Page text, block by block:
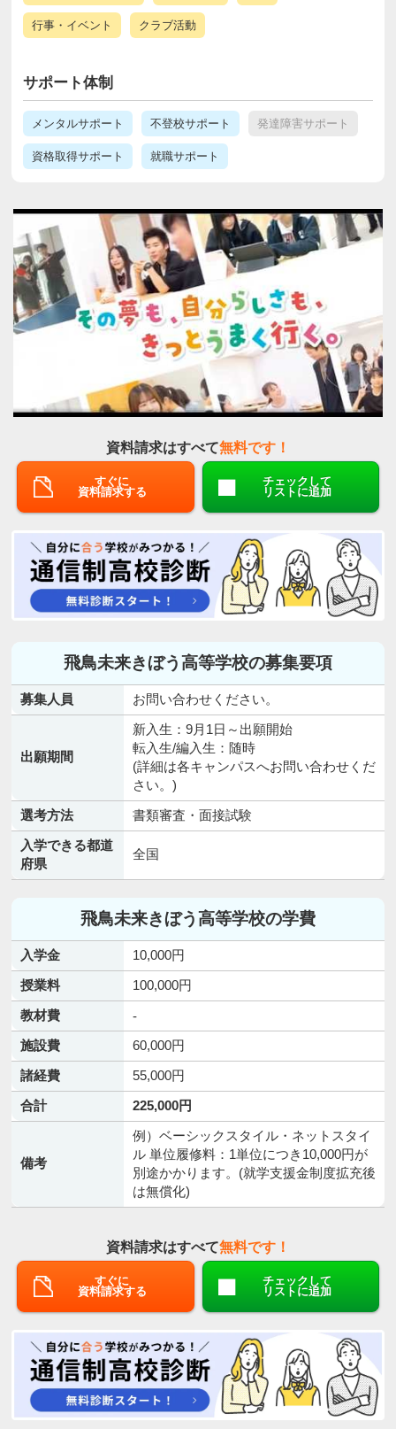
行事・イベント クラブ活動
サポート体制
メンタルサポート 不登校サポート 発達障害サポート
資格取得サポート 就職サポート
資料請求はすべて無料です！
すぐに
資料請求する
チェックして
リストに追加
飛鳥未来きぼう高等学校の募集要項
募集人員 お問い合わせください。
出願期間
新入生：9月1日～出願開始
転入生/編入生：随時
(詳細は各キャンパスへお問い合わせくだ
さい。)
選考方法
書類審査・面接試験
入学できる都道
府県
全国
飛鳥未来きぼう高等学校の学費
入学金
10,000円
授業料
100,000円
教材費
-
施設費
60,000円
諸経費
55,000円
合計
225,000円
備考
例）ベーシックスタイル・ネットスタイ
ル 単位履修料：1単位につき10,000円が
別途かかります。(就学支援金制度拡充後
は無償化)
資料請求はすべて無料です！
すぐに
資料請求する
チェックして
リストに追加